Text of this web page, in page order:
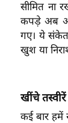
सीमित ना
कपड़े अब
गए। ये
खुश या
खींचे तस्वीरें
कई बार हमें